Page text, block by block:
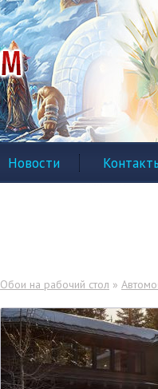
Новости
Обои на рабочий стол »